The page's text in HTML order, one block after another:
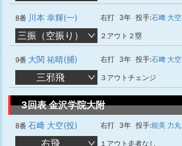
8番 川本 幸輝(一) 右打 3年 投手:石﨑 大空
三振（空振り） ２アウト２塁
9番 大関 祐晴(捕) 右打 3年 投手:石﨑 大空
三邪飛 ３アウトチェンジ
3回表 金沢学院大附
8番 石﨑 大空(投) 右打 3年 投手:能美 力丸
右飛 １アウト走者なし